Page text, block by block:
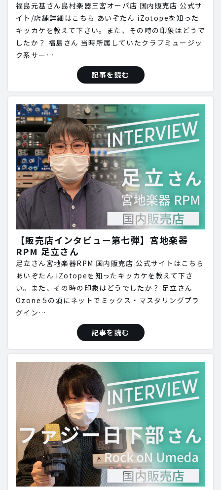
福島元基さん島村楽器三宮オーパ店 国内販売店 公式サ
イト/店舗詳細はこちら あいぞたん iZotopeを知った
キッカケを教えて下さい。また、その時の印象はどうで
したか？ 福島さん 当時所属していたクラブミュージッ
ク系サー…
記事を読む
【販売店インタビュー第七弾】宮地楽器
RPM 足立さん
足立さん宮地楽器RPM 国内販売店 公式サイトはこちら
あいぞたん iZotopeを知ったキッカケを教えて下さ
い。また、その時の印象はどうでしたか？ 足立さん
Ozone 5の頃にネットでミックス・マスタリングプラ
グイン…
記事を読む